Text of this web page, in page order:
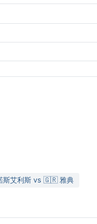
艾利斯 vs 🇬🇷 雅典